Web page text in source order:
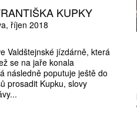
KUPKY
říjen 2018
Valdštejnské jízdárně, která
se na jaře konala
následně poputuje ještě do
prosadit Kupku, slovy
10
365 DNÍ
ČLENSKÁ